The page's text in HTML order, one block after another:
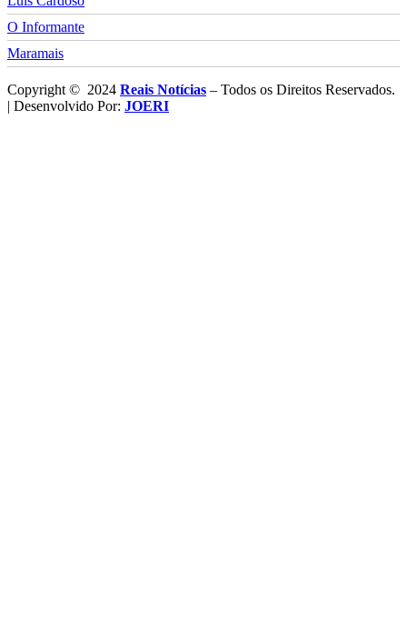
O Informante
Maramais
Copyright © 2024 Reais Notícias – Todos os Direitos Reservados.
| Desenvolvido Por: JOERI